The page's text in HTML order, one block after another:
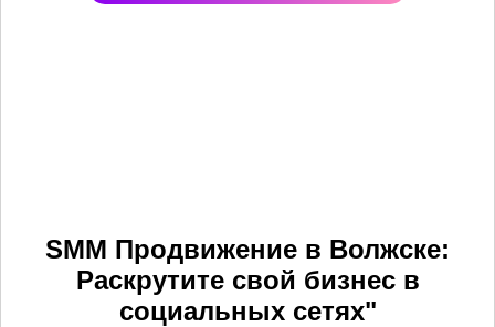
SMM Продвижение в Волжске:
Раскрутите свой бизнес в
социальных сетях"